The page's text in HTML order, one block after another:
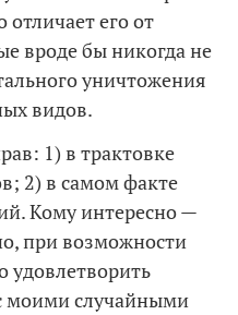
отличает его от
вроде бы никогда не
уничтожения
видов.
1) в трактовке
2) в самом факте
Кому интересно —
при возможности
удовлетворить
моими случайными